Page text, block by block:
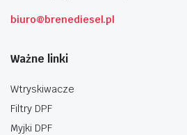
biuro@brenediesel.pl
Ważne linki
Wtryskiwacze
Filtry DPF
Myjki DPF